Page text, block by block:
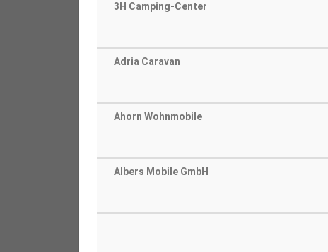
3H Camping-Center
Adria Caravan
Ahorn Wohnmobile
Albers Mobile GmbH